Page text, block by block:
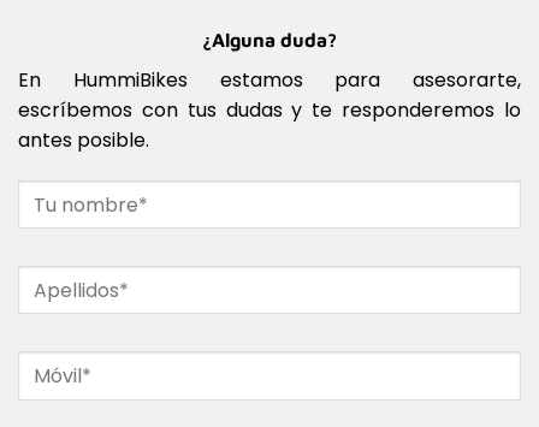
¿Alguna duda?
En HummiBikes estamos para asesorarte,
escríbemos con tus dudas y te responderemos lo
antes posible.